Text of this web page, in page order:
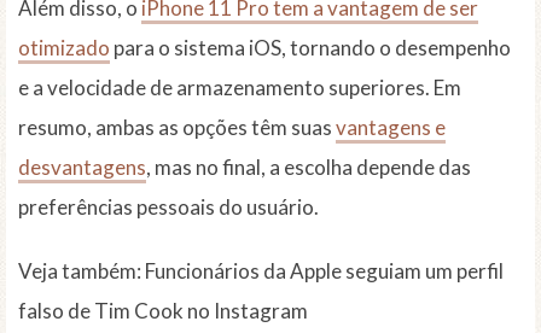
Além disso, o iPhone 11 Pro tem a vantagem de ser
otimizado para o sistema iOS, tornando o desempenho
e a velocidade de armazenamento superiores. Em
resumo, ambas as opções têm suasvantagens e
desvantagens, mas no final, a escolha depende das
preferências pessoais do usuário.
Veja também: Funcionários da Apple seguiam um perfil
falso de Tim Cook no Instagram